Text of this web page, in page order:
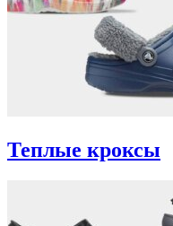
Теплые кроксы